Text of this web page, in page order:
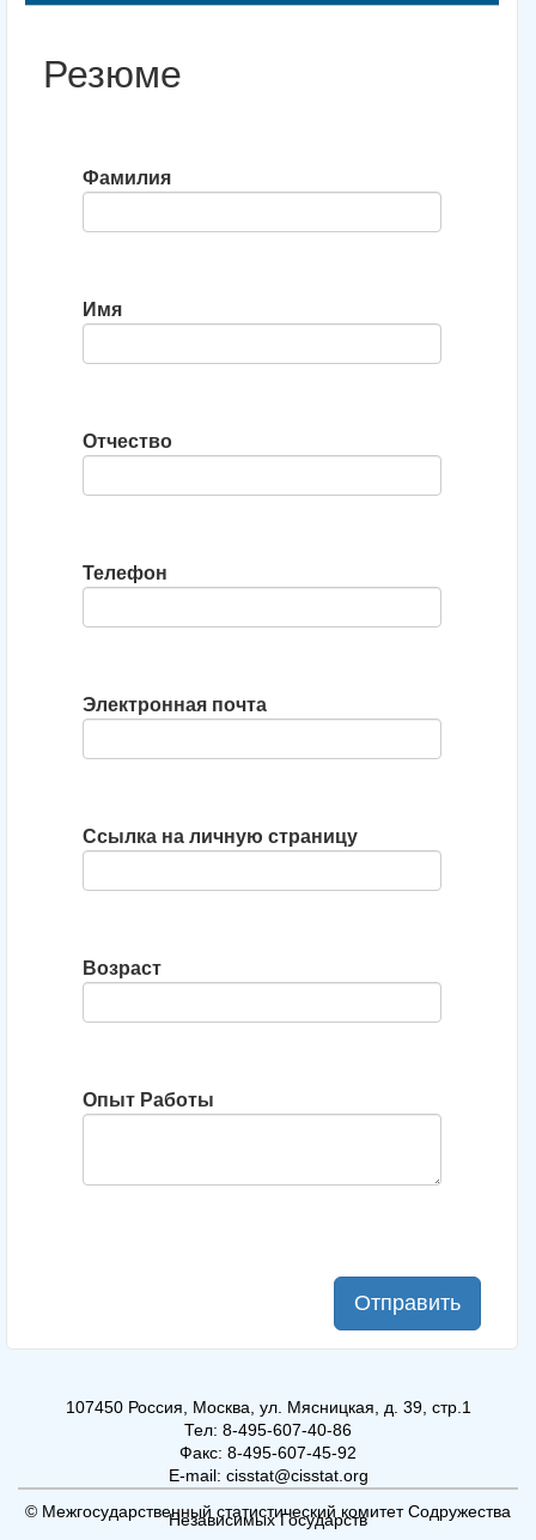
Резюме
Фамилия
Имя
Отчество
Телефон
Электронная почта
Ссылка на личную страницу
Возраст
Опыт Работы
Отправить
107450 Россия, Москва, ул. Мясницкая, д. 39, стр.1
Тел: 8-495-607-40-86
Факс: 8-495-607-45-92
E-mail: cisstat@cisstat.org
© Межгосударственный статистический комитет Содружества
Независимых Государств